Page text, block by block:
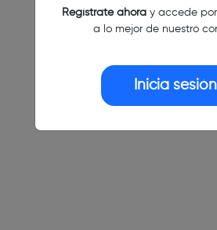
Regístrate ahoray accede por
a lo mejor de nuestro
Inicia sesión